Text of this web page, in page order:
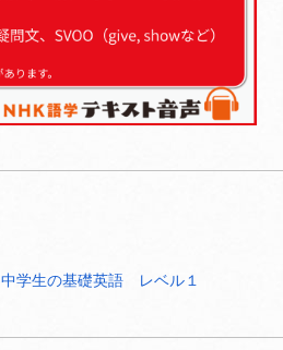
中学生の基礎英語 レベル１